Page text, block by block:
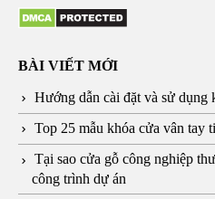
BÀI VIẾT MỚI
Hướng dẫn cài đặt và sử
Top 25 mẫu khóa cửa vân tay
Tại sao cửa gỗ công nghiệp
công trình dự án